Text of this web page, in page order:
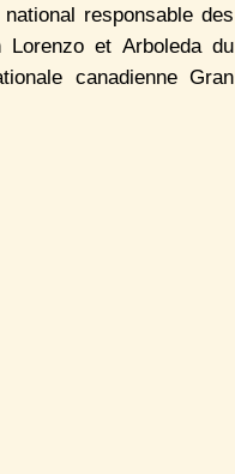
responsable des
et Arboleda du
canadienne Gran